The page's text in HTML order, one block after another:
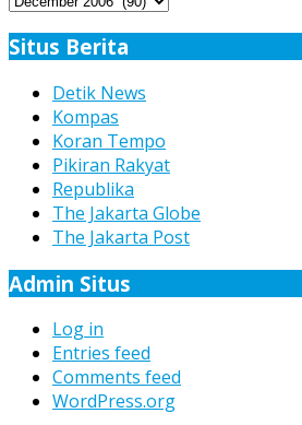
Situs Berita
Detik News
Kompas
Koran Tempo
Pikiran Rakyat
Republika
The Jakarta Globe
The Jakarta Post
Admin Situs
Log in
Entries feed
Comments feed
WordPress.org